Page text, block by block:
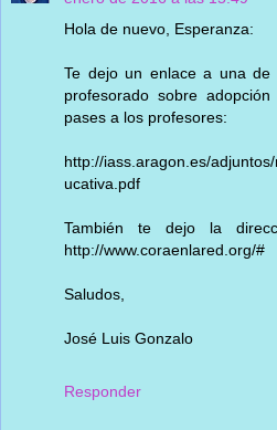
Hola de nuevo, Esperanza:
Te dejo un enlace a una
profesorado sobre
pases a los profesores:
http://iass.aragon.es/
ucativa.pdf
También te dejo la
http://www.coraenlared.org/#
Saludos,
José Luis Gonzalo
Responder